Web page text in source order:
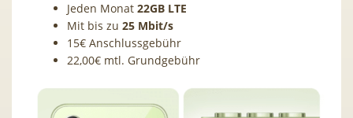
Jeden Monat 22GB LTE
Mit bis zu 25 Mbit/s
15€ Anschlussgebühr
22,00€ mtl. Grundgebühr